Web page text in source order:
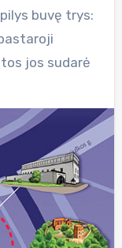
buvę trys:
jos sudarė